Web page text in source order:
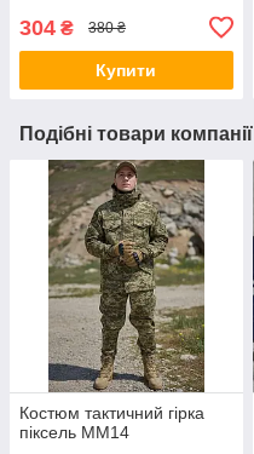
304 ₴ 380 ₴
Купити
Подібні товари компанії
Костюм тактичний гірка
піксель ММ14